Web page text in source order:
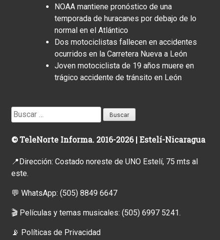
NOAA mantiene pronóstico de una
temporada de huracanes por debajo de lo
normal en el Atlántico
Dos motociclistas fallecen en accidentes
ocurridos en la Carretera Nueva a León
Joven motociclista de 19 años muere en
trágico accidente de tránsito en León
Buscar:
© TeleNorte Informa. 2016-2026 | Estelí-Nicaragua
📍Dirección: Costado noreste de UNO Estelí, 75 mts al
este.
💬 WhatsApp: (505) 8849 6647
🎬 Películas y temas musicales: (505) 6997 5241.
📡 Políticas de Privacidad